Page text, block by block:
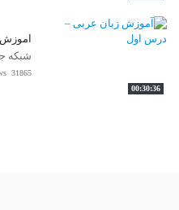
00:30:36
شبکه
31865 views